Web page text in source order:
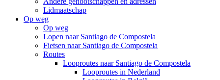
Lidmaatschap
Op weg
Op weg
Lopen naar Santiago de Compostela
Fietsen naar Santiago de Compostela
Routes
Looproutes naar Santiago de Compostela
Looproutes in Nederland